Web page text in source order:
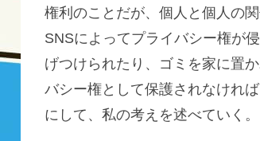
権利のことだが、個人と個人の
SNSによってプライバシー権が
げつけられたり、ゴミを家に置
バシー権として保護されなけれ
にして、私の考えを述べていく。